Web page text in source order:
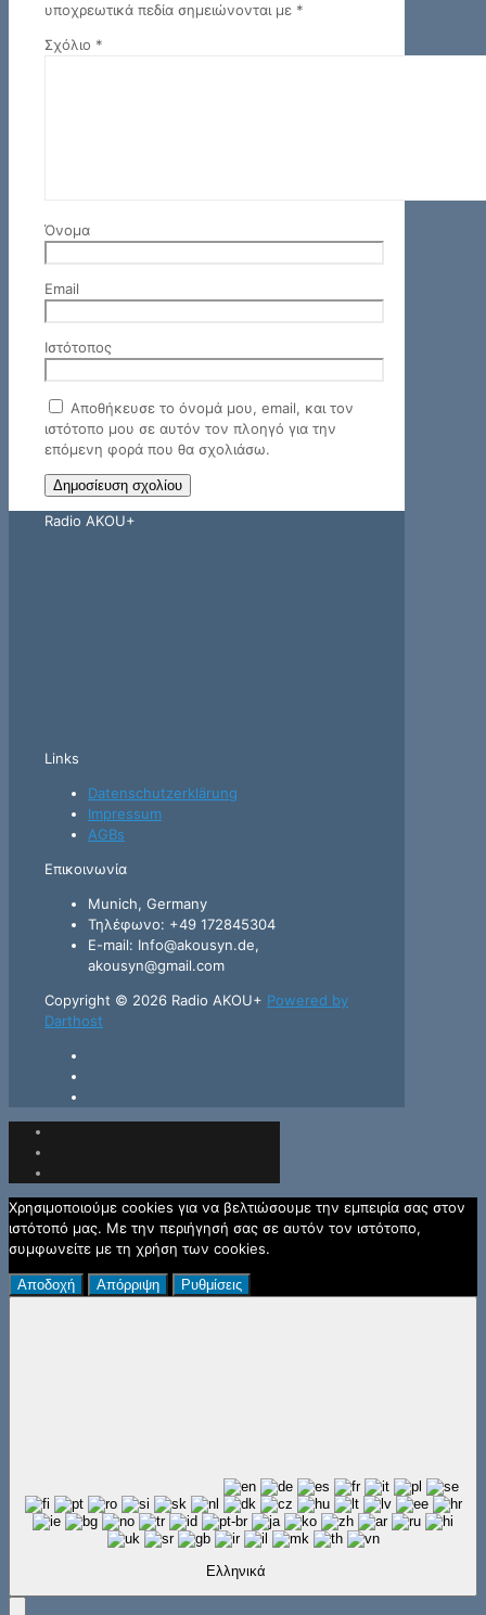
υποχρεωτικά πεδία σημειώνονται με *
Σχόλιο *
Όνομα
Email
Ιστότοπος
Αποθήκευσε το όνομά μου, email, και τον
ιστότοπο μου σε αυτόν τον πλοηγό για την
επόμενη φορά που θα σχολιάσω.
Radio AKOU+
Links
Datenschutzerklärung
Impressum
AGBs
Επικοινωνία
Munich, Germany
Τηλέφωνο: +49 172845304
E-mail: Info@akousyn.de,
akousyn@gmail.com
Copyright © 2026 Radio AKOU+ Powered by
Darthost
Χρησιμοποιούμε cookies για να βελτιώσουμε την εμπειρία σας στον
ιστότοπό μας. Με την περιήγησή σας σε αυτόν τον ιστότοπο,
συμφωνείτε με τη χρήση των cookies.
Αποδοχή Απόρριψη Ρυθμίσεις
Ελληνικά